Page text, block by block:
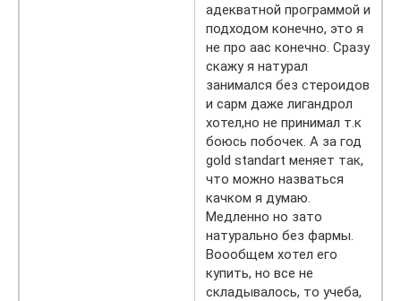
адекватной программой и
подходом конечно, это я
не про аас конечно. Сразу
скажу я натурал
занимался без стероидов
и сарм даже лигандрол
хотел,но не принимал т.к
боюсь побочек. А за год
gold standart меняет так,
что можно назваться
качком я думаю.
Медленно но зато
натурально без фармы.
Воообщем хотел его
купить, но все не
складывалось, то учеба,